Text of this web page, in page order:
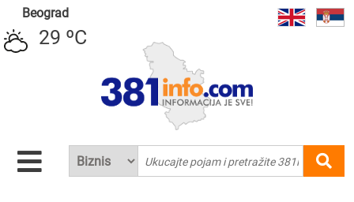
Beograd
29 ºC